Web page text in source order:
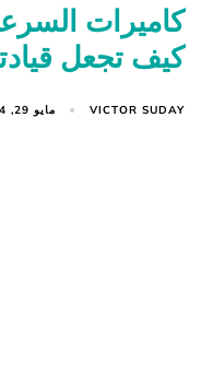
كاميرات
كيف تجعل
VICTOR SUDAY مايو 29, 2024